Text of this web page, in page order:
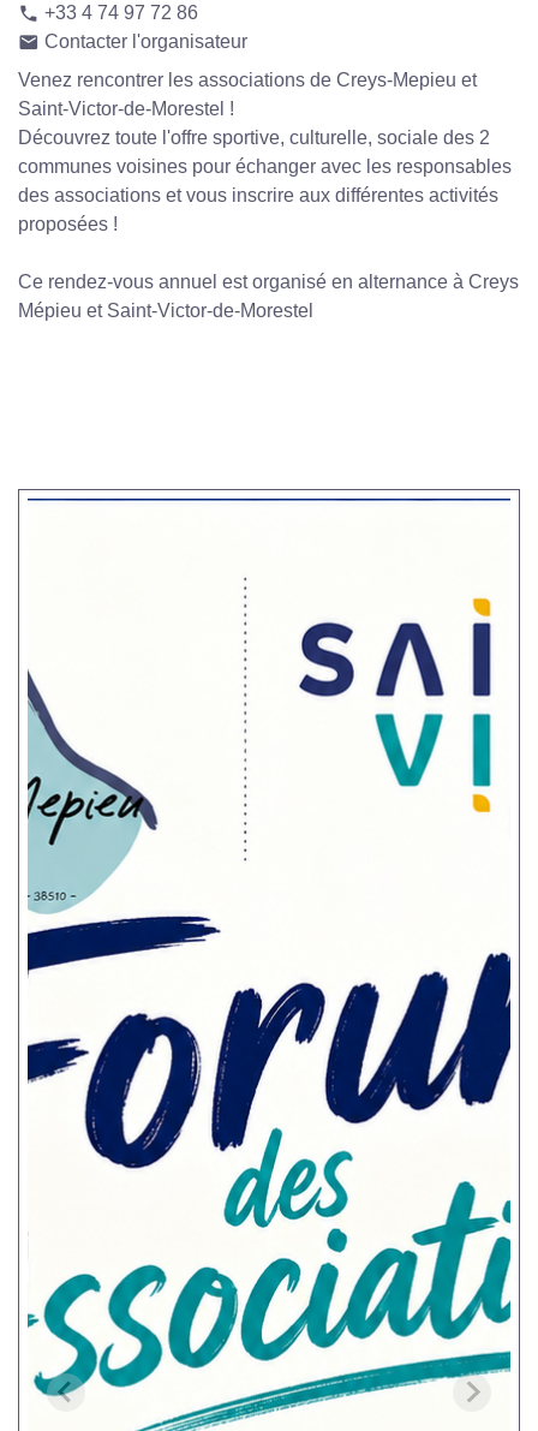
phone +33 4 74 97 72 86
email Contacter l'organisateur
Venez rencontrer les associations de Creys-Mepieu et
Saint-Victor-de-Morestel !
Découvrez toute l'offre sportive, culturelle, sociale des 2
communes voisines pour échanger avec les responsables
des associations et vous inscrire aux différentes activités
proposées !
Ce rendez-vous annuel est organisé en alternance à Creys
Mépieu et Saint-Victor-de-Morestel